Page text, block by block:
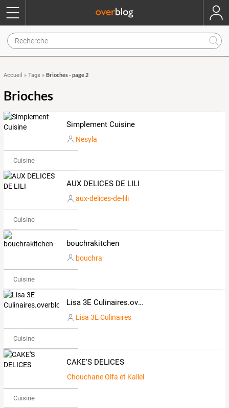
Accueil » Tags » Brioches - page 2
Brioches
Simplement Cuisine
Nesyla
Cuisine
AUX DELICES DE LILI
aux-delices-de-lili
Cuisine
bouchrakitchen
bouchra
Cuisine
Lisa 3E Culinaires.overblog.com
Lisa 3E Culinaires
Cuisine
CAKE'S DELICES
Chouchane Olfa et Kallel Achouak
Cuisine